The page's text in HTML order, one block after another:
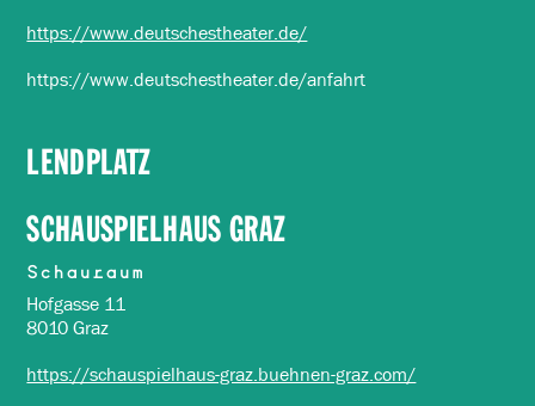
https://www.deutschestheater.de/
https://www.deutschestheater.de/anfahrt
LENDPLATZ
SCHAUSPIELHAUS GRAZ
Schauraum
Hofgasse 11
8010 Graz
https://schauspielhaus-graz.buehnen-graz.com/